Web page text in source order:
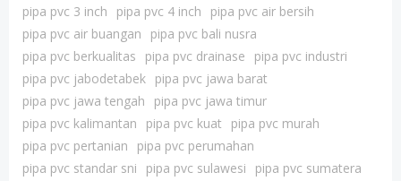
pipa pvc 3 inch
pipa pvc 4 inch
pipa pvc air bersih
pipa pvc air buangan
pipa pvc bali nusra
pipa pvc berkualitas
pipa pvc drainase
pipa pvc industri
pipa pvc jabodetabek pipa pvc jawa barat
pipa pvc jawa tengah
pipa pvc jawa timur
pipa pvc kalimantan
pipa pvc kuat
pipa pvc murah
pipa pvc pertanian
pipa pvc perumahan
pipa pvc standar sni
pipa pvc sulawesi
pipa pvc sumatera